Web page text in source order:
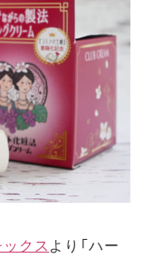
クスより「ハー